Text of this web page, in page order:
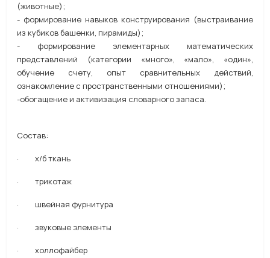
(животные);
- формирование навыков конструирования (выстраивание
из кубиков башенки, пирамиды);
- формирование элементарных математических
представлений (категории «много», «мало», «один»,
обучение счету, опыт сравнительных действий,
ознакомление с пространственными отношениями);
-обогащение и активизация словарного запаса.
Состав:
· х/б ткань
· трикотаж
· швейная фурнитура
· звуковые элементы
· холлофайбер